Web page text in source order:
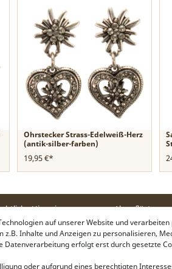
Ohrstecker Strass-Edelweiß-Herz
(antik-silber-farben)
19,95 €*
Hinweise
& Impressum
& Lieferung
Alpenflüstern
Philosophie
Händlerbereich
Firmenkunden
Pressebereich
auf unserer Website und
z.B. Inhalte und Anzeigen zu personalisieren,
Datenverarbeitung erfolgt erst durch gesetzte
oder aufgrund eines berechtigten